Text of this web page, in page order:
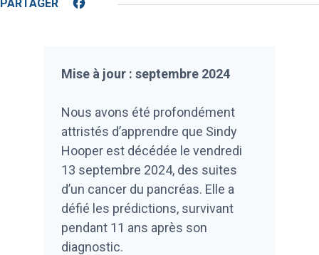
Mise à jour : septembre 2024
Nous avons été profondément
attristés d’apprendre que Sindy
Hooper est décédée le vendredi
13 septembre 2024, des suites
d’un cancer du pancréas. Elle a
défié les prédictions, survivant
pendant 11 ans après son
diagnostic.